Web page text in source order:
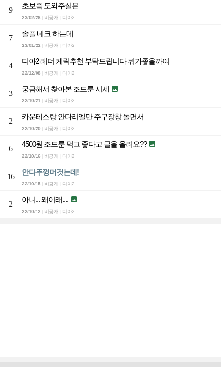
9
초보좀 도와주실분
23/02/26 비공개 디아2
7
솔플 네크 하는데,
23/01/22 비공개 디아2
4
디아2 레더 케릭추천 부탁드립니다 뭐가좋을까여
22/12/08 비공개 디아2
3
궁금해서 찾아본 조드룬 시세 
22/10/21| 비공개 디아2
2
카운테스랑 안다리엘만 주구장창 돌면서
22/10/20 비공개 디아2
6
4500원 조드룬 먹고 좋다고 글을 올려요?? 
22/10/16 비공개 디아2
16
안다뚜껑머것는데!
22/10/15| 비공개 디아2
2
아니... 왜이래.... 
22/10/12 비공개 디아2